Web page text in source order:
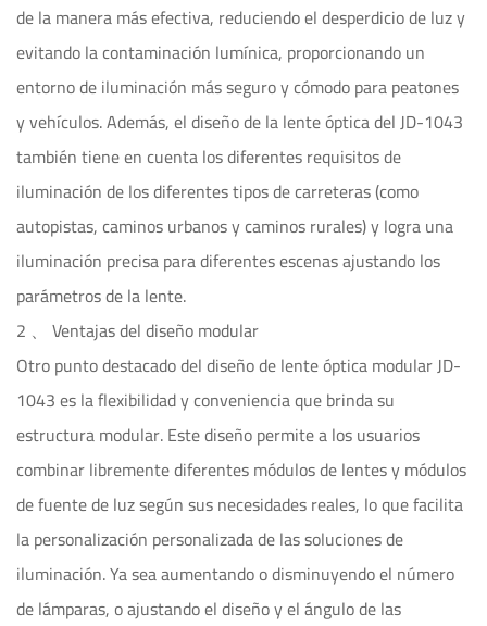
de la manera más efectiva, reduciendo el desperdicio de luz y
evitando la contaminación lumínica, proporcionando un
entorno de iluminación más seguro y cómodo para peatones
y vehículos. Además, el diseño de la lente óptica del JD-1043
también tiene en cuenta los diferentes requisitos de
iluminación de los diferentes tipos de carreteras (como
autopistas, caminos urbanos y caminos rurales) y logra una
iluminación precisa para diferentes escenas ajustando los
parámetros de la lente.
2 、 Ventajas del diseño modular
Otro punto destacado del diseño de lente óptica modular JD-
1043 es la flexibilidad y conveniencia que brinda su
estructura modular. Este diseño permite a los usuarios
combinar libremente diferentes módulos de lentes y módulos
de fuente de luz según sus necesidades reales, lo que facilita
la personalización personalizada de las soluciones de
iluminación. Ya sea aumentando o disminuyendo el número
de lámparas, o ajustando el diseño y el ángulo de las